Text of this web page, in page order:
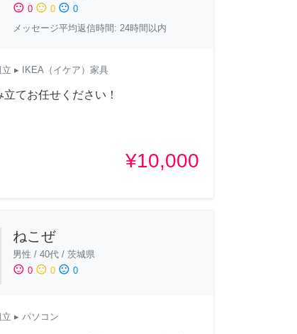
sentiment_satisfied 0 sentiment_neutral 0 sentiment_dissatisfied 0
メッセージ平均返信時間: 24時間以内
▸ IKEA（イケア）家具
てお任せください！
¥10,000
ねこぜ
男性 / 40代/ 茨城県
sentiment_satisfied 0 sentiment_neutral 0 sentiment_dissatisfied 0
▸ パソコン